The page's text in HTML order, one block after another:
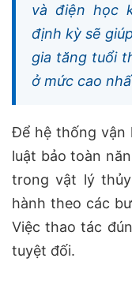
và điện học
định kỳ sẽ
gia tăng tuổi
ở mức cao
Để hệ thống vận
luật bảo toàn
trong vật lý
hành theo các
Việc thao tác
tuyệt đối.